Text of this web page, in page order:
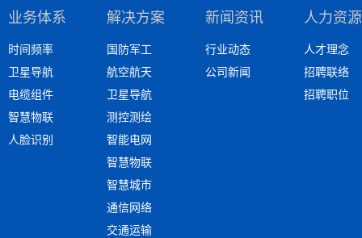
业务体系
时间频率
卫星导航
电缆组件
智慧物联
人脸识别
解决方案
国防军工
航空航天
卫星导航
测控测绘
智能电网
智慧物联
智慧城市
通信网络
交通运输
新闻资讯
行业动态
公司新闻
人力资源
人才理念
招聘联络
招聘职位